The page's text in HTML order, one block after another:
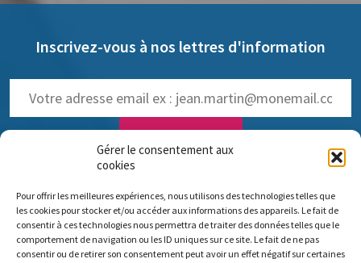
Gérer le consentement aux
cookies
Pour offrir les meilleures expériences, nous utilisons des technologies telles que
les cookies pour stocker et/ou accéder aux informations des appareils. Le fait de
consentir à ces technologies nous permettra de traiter des données telles que le
comportement de navigation ou les ID uniques sur ce site. Le fait de ne pas
consentir ou de retirer son consentement peut avoir un effet négatif sur certaines
Inscrivez-vous à nos lettres d'information
trimestrielle de Pro Anima(Voir les anciennes lettres)
hebdomadaire dédiée aux NAMs